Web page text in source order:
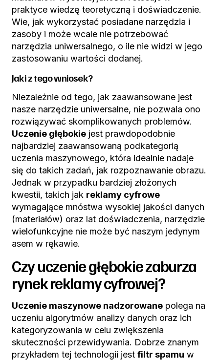
praktyce wiedzę teoretyczną i doświadczenie.
Wie, jak wykorzystać posiadane narzędzia i
zasoby i może wcale nie potrzebować
narzędzia uniwersalnego, o ile nie widzi w jego
zastosowaniu wartości dodanej.
Jaki z tego wniosek?
Niezależnie od tego, jak zaawansowane jest
nasze narzędzie uniwersalne, nie pozwala ono
rozwiązywać skomplikowanych problemów.
Uczenie głębokie jest prawdopodobnie
najbardziej zaawansowaną podkategorią
uczenia maszynowego, która idealnie nadaje
się do takich zadań, jak rozpoznawanie obrazu.
Jednak w przypadku bardziej złożonych
kwestii, takich jak reklamy cyfrowe
wymagające mnóstwa wysokiej jakości danych
(materiałów) oraz lat doświadczenia, narzędzie
wielofunkcyjne nie może być naszym jedynym
asem w rękawie.
Czy uczenie głębokie zaburza
rynek reklamy cyfrowej?
Uczenie maszynowe nadzorowane polega na
uczeniu algorytmów analizy danych oraz ich
kategoryzowania w celu zwiększenia
skuteczności przewidywania. Dobrze znanym
przykładem tej technologii jest filtr spamu w